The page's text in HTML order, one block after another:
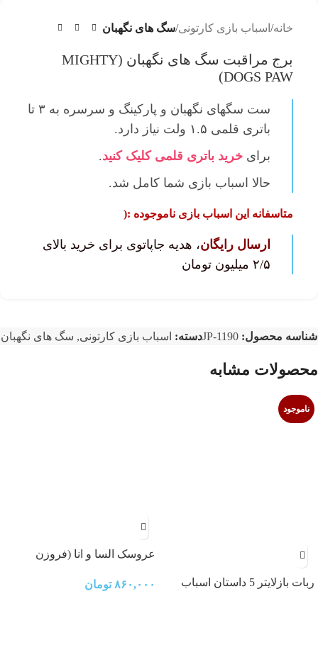
خانه اسباب بازی کارتونی سگ های نگهبان
برج مراقبت سگ های نگهبان (MIGHTY
DOGS PAW)
ست سگهای نگهبان و پارکینگ و سرسره
به ۳ تا
باتری قلمی ۱.۵ ولت نیاز دارد.
برای خرید باتری قلمی کلیک کنید.
حالا اسباب بازی شما کامل‌ شد.
متاسفانه این اسباب بازی ناموجوده :(
ارسال رایگان، هدیه جاپاتوی برای خرید بالای
۲/۵ میلیون تومان
شناسه محصول: JP-1190دسته: اسباب بازی کارتونی, سگ های نگهبان
محصولات مشابه
ناموجود
ربات بازلایتر 5 داستان اسباب
عروسک السا و انا (فروزن
۸۶۰,۰۰۰ تومان